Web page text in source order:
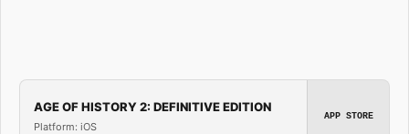
AGE OF HISTORY 2: DEFINITIVE EDITION
Platform: iOS
APP STORE